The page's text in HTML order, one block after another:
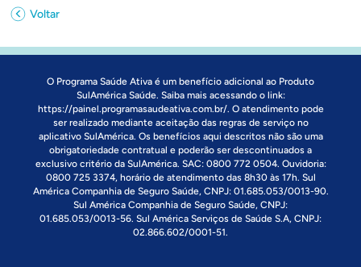
Voltar
O Programa Saúde Ativa é um benefício adicional ao Produto
SulAmérica Saúde. Saiba mais acessando o link:
https://painel.programasaudeativa.com.br/. O atendimento pode
ser realizado mediante aceitação das regras de serviço no
aplicativo SulAmérica. Os benefícios aqui descritos não são uma
obrigatoriedade contratual e poderão ser descontinuados a
exclusivo critério da SulAmérica. SAC: 0800 772 0504. Ouvidoria:
0800 725 3374, horário de atendimento das 8h30 às 17h. Sul
América Companhia de Seguro Saúde, CNPJ: 01.685.053/0013-90.
Sul América Companhia de Seguro Saúde, CNPJ:
01.685.053/0013-56. Sul América Serviços de Saúde S.A, CNPJ:
02.866.602/0001-51.